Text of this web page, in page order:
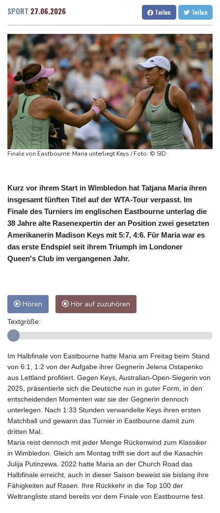
Dresden
Wien
19 °C
Baden-Baden
17 °C
Doppelpack Freigang: Frankfurt schlägt auch Malmö
Explosion mutmaßlich ukrainischer Drohne in Bulgarien löst
diplomatische Verstimmung aus
Selenskyj warnt vor Folgen russischer Angriffe - Vucic für
Integrität der Ukraine
Sieg auf der längsten Etappe: Vollering übernimmt
Gesamtführung
Drohne explodiert an der Grenze zwischen Rumänien und
Bulgarien nahe Gaspipeline
Lionel Messi trauert um seinen Vater
SPORT 27.06.2026 Teilen Teilen
Finale von Eastbourne: Maria unterliegt Keys / Foto: © SID
Kurz vor ihrem Start in Wimbledon hat Tatjana Maria ihren
insgesamt fünften Titel auf der WTA-Tour verpasst. Im
Finale des Turniers im englischen Eastbourne unterlag die
38 Jahre alte Rasenexpertin der an Position zwei gesetzten
Amerikanerin Madison Keys mit 5:7, 4:6. Für Maria war es
das erste Endspiel seit ihrem Triumph im Londoner
Queen's Club im vergangenen Jahr.
Hören Hör auf zuzuhören
Textgröße:
Im Halbfinale von Eastbourne hatte Maria am Freitag beim Stand
von 6:1, 1:2 von der Aufgabe ihrer Gegnerin Jelena Ostapenko
aus Lettland profitiert. Gegen Keys, Australian-Open-Siegerin von
2025, präsentierte sich die Deutsche nun in guter Form, in den
entscheidenden Momenten war sie der Gegnerin dennoch
unterlegen. Nach 1:33 Stunden verwandelte Keys ihren ersten
Matchball und gewann das Turnier in Eastbourne damit zum
dritten Mal.
Maria reist dennoch mit jeder Menge Rückenwind zum Klassiker
in Wimbledon. Gleich am Montag trifft sie dort auf die Kasachin
Julija Putinzewa. 2022 hatte Maria an der Church Road das
Halbfinale erreicht, auch in dieser Saison beweist sie bislang ihre
Fähigkeiten auf Rasen. Ihre Rückkehr in die Top 100 der
Weltrangliste stand bereits vor dem Finale von Eastbourne fest.